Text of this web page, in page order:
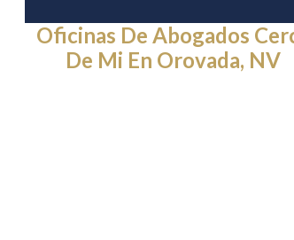
Oficinas De Abogados
De Mi En Orovada, NV